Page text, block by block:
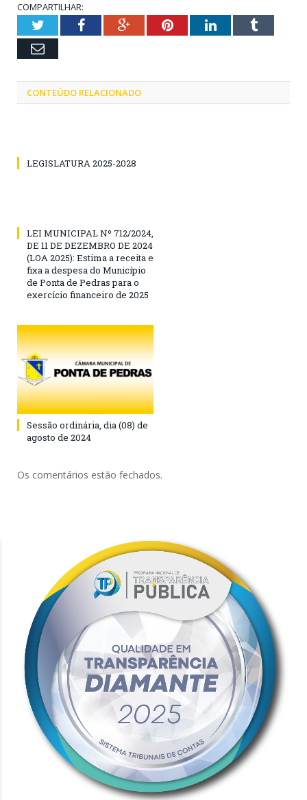
COMPARTILHAR:
TwitterFacebookGoogle+PinterestLinkedInTumblr
Email
CONTEÚDO RELACIONADO
LEGISLATURA 2025-2028
LEI MUNICIPAL Nº 712/2024,
DE 11 DE DEZEMBRO DE 2024
(LOA 2025): Estima a receita e
fixa a despesa do Município
de Ponta de Pedras para o
exercício financeiro de 2025
Sessão ordinária, dia (08) de
agosto de 2024
Os comentários estão fechados.